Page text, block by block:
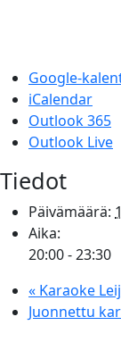
Google-
iCalendar
Outlook 365
Outlook Live
Tiedot
Päivämäärä:
Aika:
20:00 - 23:30
« Karaoke
Juonnettu